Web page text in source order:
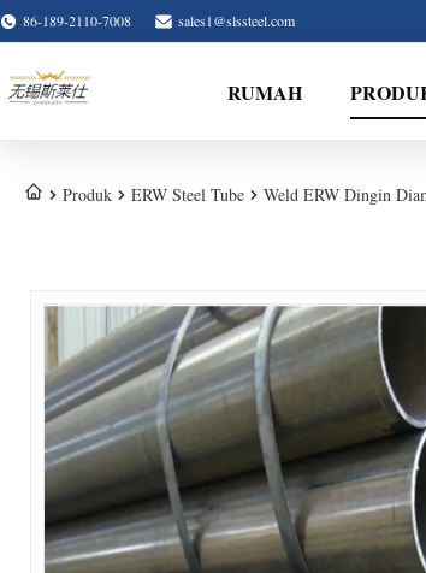
86-189-2110-7008 sales1@slssteel.com
RUMAH
Produk ERW Steel Tube Weld ERW Dingin